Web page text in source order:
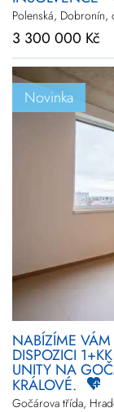
Polenská, Dobronín,
3 300 000 Kč
Novinka
NABÍZÍME
DISPOZICI
UNITY NA
KRÁLOVÉ.
Gočárova třída,